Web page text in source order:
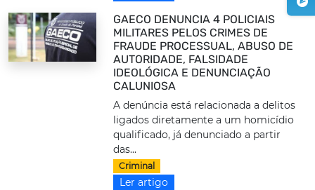
GAECO DENUNCIA 4 POLICIAIS
MILITARES PELOS CRIMES DE
FRAUDE PROCESSUAL, ABUSO DE
AUTORIDADE, FALSIDADE
IDEOLÓGICA E DENUNCIAÇÃO
CALUNIOSA
A denúncia está relacionada a delitos
ligados diretamente a um homicídio
qualificado, já denunciado a partir
das...
Criminal
Ler artigo